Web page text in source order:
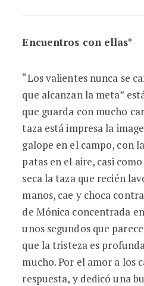
Encuentros con ellas*
“Los valientes nunca se
que alcanzan la meta”
que guarda con mucho
taza está impresa la
galope en el campo, con
patas en el aire, casi
seca la taza que recién
manos, cae y choca
de Mónica concentrada
unos segundos que
que la tristeza es
mucho. Por el amor a los
respuesta, y dedicó una